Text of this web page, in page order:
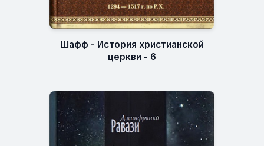
Шафф - История христианской
церкви - 6